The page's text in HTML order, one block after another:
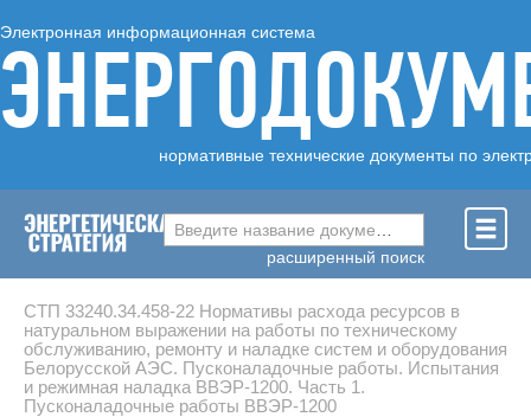
Электронная информационная система
нормативные технические документы по
Введите название документа ...
расширенный поиск
СТП 33240.34.458-22 Нормативы расхода ресурсов в
натуральном выражении на работы по техническому
обслуживанию, ремонту и наладке систем и оборудования
Белорусской АЭС. Пусконаладочные работы. Испытания
и режимная наладка ВВЭР-1200. Часть 1.
Пусконаладочные работы ВВЭР-1200